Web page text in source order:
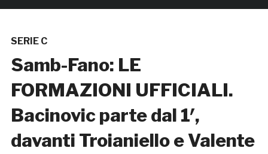
SERIE C
Samb-Fano: LE
FORMAZIONI UFFICIALI.
Bacinovic parte dal 1′,
davanti Troianiello e Valente